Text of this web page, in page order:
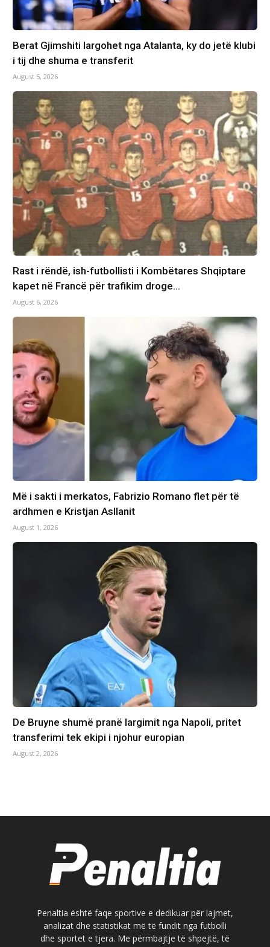
Berat Gjimshiti largohet nga Atalanta, ky do jetë klubi
i tij dhe shuma e transferit
August 5, 2026
Rast i rëndë, ish-futbollisti i Kombëtares Shqiptare
kapet në Francë për trafikim droge…
August 6, 2026
Më i sakti i merkatos, Fabrizio Romano flet për të
ardhmen e Kristjan Asllanit
August 1, 2026
De Bruyne shumë pranë largimit nga Napoli, pritet
transferimi tek ekipi i njohur europian
August 2, 2026
Penaltia është faqe sportive e dedikuar për lajmet,
analizat dhe statistikat më të fundit nga futbolli
dhe sportet e tjera. Me përmbajtje të shpejtë, të